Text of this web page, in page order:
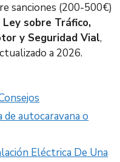
sanciones (200-500€)
sobre Tráfico,
y Seguridad Vial,
a 2026.
autocaravana o
Eléctrica De Una